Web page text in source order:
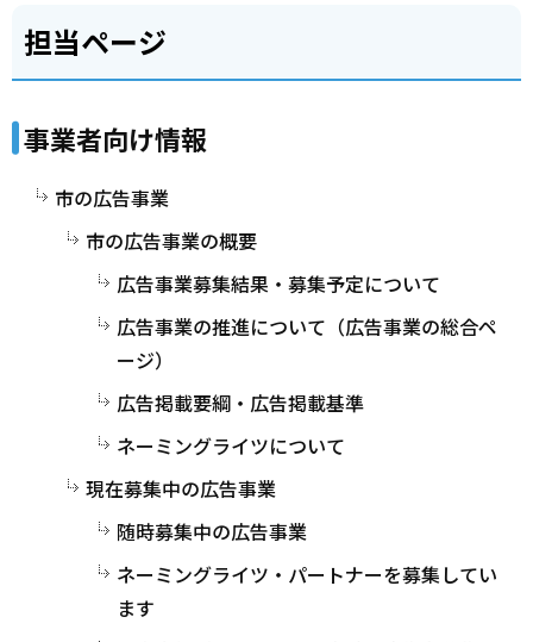
担当ページ
事業者向け情報
市の広告事業
市の広告事業の概要
広告事業募集結果・募集予定について
広告事業の推進について（広告事業の総合ペ
ージ）
広告掲載要綱・広告掲載基準
ネーミングライツについて
現在募集中の広告事業
随時募集中の広告事業
ネーミングライツ・パートナーを募集してい
ます